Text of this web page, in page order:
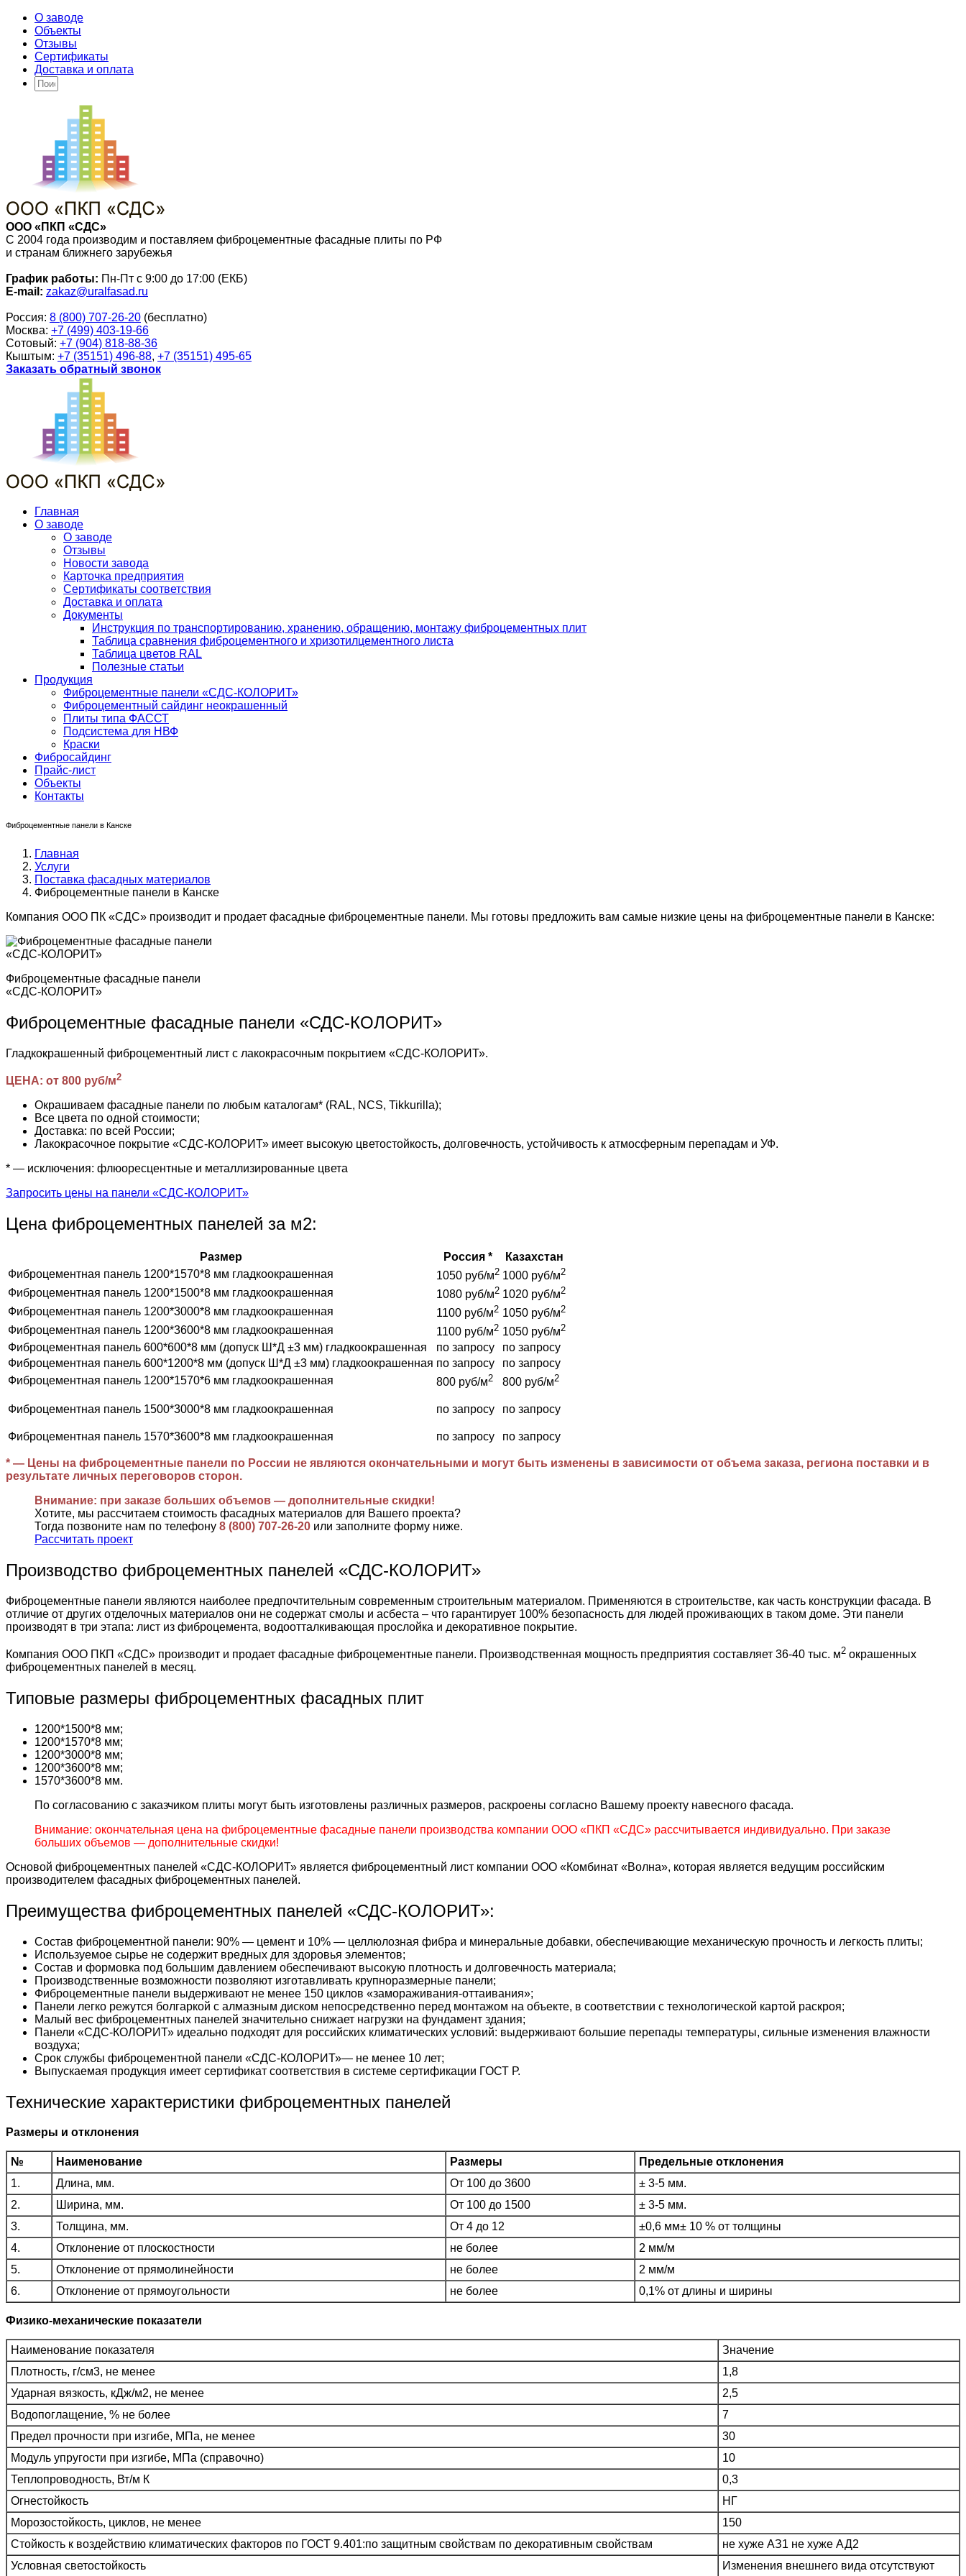
О заводе
Объекты
Отзывы
Сертификаты
Доставка и оплата
ООО «ПКП «СДС»
С 2004 года производим и поставляем фиброцементные фасадные плиты по РФ
и странам ближнего зарубежья
График работы: Пн-Пт с 9:00 до 17:00 (ЕКБ)
E-mail: zakaz@uralfasad.ru
Россия: 8 (800) 707-26-20 (бесплатно)
Москва: +7 (499) 403-19-66
Сотовый: +7 (904) 818-88-36
Кыштым: +7 (35151) 496-88, +7 (35151) 495-65
Заказать обратный звонок
Главная
О заводе
О заводе
Отзывы
Новости завода
Карточка предприятия
Сертификаты соответствия
Доставка и оплата
Документы
Инструкция по транспортированию, хранению, обращению, монтажу фиброцементных плит
Таблица сравнения фиброцементного и хризотилцементного листа
Таблица цветов RAL
Полезные статьи
Продукция
Фиброцементные панели «СДС-КОЛОРИТ»
Фиброцементный сайдинг неокрашенный
Плиты типа ФАССТ
Подсистема для НВФ
Краски
Фибросайдинг
Прайс-лист
Объекты
Контакты
Фиброцементные панели в Канске
Главная
Услуги
Поставка фасадных материалов
Фиброцементные панели в Канске
Компания ООО ПК «СДС» производит и продает фасадные фиброцементные панели. Мы готовы предложить вам самые низкие цены на фиброцементные панели в Канске:
Фиброцементные фасадные панели
«СДС-КОЛОРИТ»
Фиброцементные фасадные панели «СДС-КОЛОРИТ»
Гладкокрашенный фиброцементный лист с лакокрасочным покрытием «СДС-КОЛОРИТ».
ЦЕНА: от 800 руб/м2
Окрашиваем фасадные панели по любым каталогам* (RAL, NCS, Tikkurilla);
Все цвета по одной стоимости;
Доставка: по всей России;
Лакокрасочное покрытие «СДС-КОЛОРИТ» имеет высокую цветостойкость, долговечность, устойчивость к атмосферным перепадам и УФ.
* — исключения: флюоресцентные и металлизированные цвета
Запросить цены на панели «СДС-КОЛОРИТ»
Цена фиброцементных панелей за м2:
Размер Россия *
Казахстан
Фиброцементная панель 1200*1570*8 мм гладкоокрашенная
1050 руб/м2 1000 руб/м2
Фиброцементная панель 1200*1500*8 мм гладкоокрашенная 1080 руб/м2 1020 руб/м2
Фиброцементная панель 1200*3000*8 мм гладкоокрашенная 1100 руб/м2 1050 руб/м2
Фиброцементная панель 1200*3600*8 мм гладкоокрашенная 1100 руб/м2 1050 руб/м2
Фиброцементная панель 600*600*8 мм (допуск Ш*Д ±3 мм) гладкоокрашенная по запросу
по запросу
Фиброцементная панель 600*1200*8 мм (допуск Ш*Д ±3 мм) гладкоокрашенная по запросу
по запросу
Фиброцементная панель 1200*1570*6 мм гладкоокрашенная
800 руб/м2 800 руб/м2
Фиброцементная панель 1500*3000*8 мм гладкоокрашенная по запросу по запросу
Фиброцементная панель 1570*3600*8 мм гладкоокрашенная по запросу по запросу
* — Цены на фиброцементные панели по России не являются окончательными и могут быть изменены в зависимости от объема заказа, региона поставки и в
результате личных переговоров сторон.
Внимание: при заказе больших объемов — дополнительные скидки!
Хотите, мы рассчитаем стоимость фасадных материалов для Вашего проекта?
Тогда позвоните нам по телефону 8 (800) 707-26-20 или заполните форму ниже.
Рассчитать проект
Производство фиброцементных панелей «СДС-КОЛОРИТ»
Фиброцементные панели являются наиболее предпочтительным современным строительным материалом. Применяются в строительстве, как часть конструкции фасада. В
отличие от других отделочных материалов они не содержат смолы и асбеста – что гарантирует 100% безопасность для людей проживающих в таком доме. Эти панели
производят в три этапа: лист из фиброцемента, водоотталкивающая прослойка и декоративное покрытие.
Компания ООО ПКП «СДС» производит и продает фасадные фиброцементные панели. Производственная мощность предприятия составляет 36-40 тыс. м2 окрашенных
фиброцементных панелей в месяц.
Типовые размеры фиброцементных фасадных плит
1200*1500*8 мм;
1200*1570*8 мм;
1200*3000*8 мм;
1200*3600*8 мм;
1570*3600*8 мм.
По согласованию с заказчиком плиты могут быть изготовлены различных размеров, раскроены согласно Вашему проекту навесного фасада.
Внимание: окончательная цена на фиброцементные фасадные панели производства компании ООО «ПКП «СДС» рассчитывается индивидуально. При заказе
больших объемов — дополнительные скидки!
Основой фиброцементных панелей «СДС-КОЛОРИТ» является фиброцементный лист компании ООО «Комбинат «Волна», которая является ведущим российским
производителем фасадных фиброцементных панелей.
Преимущества фиброцементных панелей «СДС-КОЛОРИТ»:
Состав фиброцементной панели: 90% — цемент и 10% — целлюлозная фибра и минеральные добавки, обеспечивающие механическую прочность и легкость плиты;
Используемое сырье не содержит вредных для здоровья элементов;
Состав и формовка под большим давлением обеспечивают высокую плотность и долговечность материала;
Производственные возможности позволяют изготавливать крупноразмерные панели;
Фиброцементные панели выдерживают не менее 150 циклов «замораживания-оттаивания»;
Панели легко режутся болгаркой с алмазным диском непосредственно перед монтажом на объекте, в соответствии с технологической картой раскроя;
Малый вес фиброцементных панелей значительно снижает нагрузки на фундамент здания;
Панели «СДС-КОЛОРИТ» идеально подходят для российских климатических условий: выдерживают большие перепады температуры, сильные изменения влажности
воздуха;
Срок службы фиброцементной панели «СДС-КОЛОРИТ»— не менее 10 лет;
Выпускаемая продукция имеет сертификат соответствия в системе сертификации ГОСТ Р.
Технические характеристики фиброцементных панелей
Размеры и отклонения
№ Наименование Размеры
Предельные отклонения
1.
Длина, мм. От 100 до 3600
± 3-5 мм.
2.
Ширина, мм. От 100 до 1500
± 3-5 мм.
3.
Толщина, мм. От 4 до 12
±0,6 мм± 10 % от толщины
4.
Отклонение от плоскостности не более
2 мм/м
5.
Отклонение от прямолинейности не более
2 мм/м
6.
Отклонение от прямоугольности не более 0,1% от длины и ширины
Физико-механические показатели
Наименование показателя
Значение
Плотность, г/см3, не менее
1,8
Ударная вязкость, кДж/м2, не менее
2,5
Водопоглащение, % не более
7
Предел прочности при изгибе, МПа, не менее
30
Модуль упругости при изгибе, МПа (справочно)
10
Теплопроводность, Вт/м К
0,3
Огнестойкость
НГ
Морозостойкость, циклов, не менее
150
Стойкость к воздействию климатических факторов по ГОСТ 9.401:по защитным свойствам по декоративным свойствам
не хуже АЗ1 не хуже АД2
Условная светостойкость
Изменения внешнего вида отсутствуют